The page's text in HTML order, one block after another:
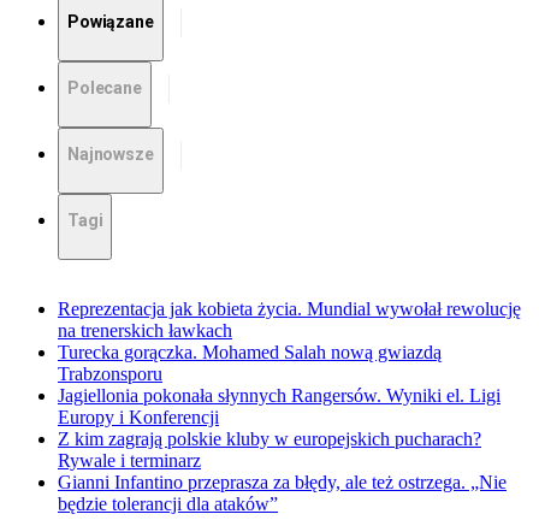
Powiązane
Polecane
Najnowsze
Tagi
Reprezentacja jak kobieta życia. Mundial wywołał rewolucję
na trenerskich ławkach
Turecka gorączka. Mohamed Salah nową gwiazdą
Trabzonsporu
Jagiellonia pokonała słynnych Rangersów. Wyniki el. Ligi
Europy i Konferencji
Z kim zagrają polskie kluby w europejskich pucharach?
Rywale i terminarz
Gianni Infantino przeprasza za błędy, ale też ostrzega. „Nie
będzie tolerancji dla ataków”